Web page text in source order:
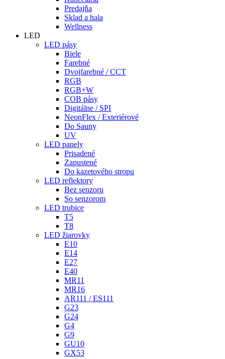
Predajňa
Sklad a hala
Wellness
LED
LED pásy
Biele
Farebné
Dvojfarebné / CCT
RGB
RGB+W
COB pásy
Digitálne / SPI
NeonFlex / Exteriérové
Do Sauny
UV
LED panely
Prisadené
Zapustené
Do kazetového stropu
LED reflektory
Bez senzoru
So senzorom
LED trubice
T5
T8
LED žiarovky
E10
E14
E27
E40
MR11
MR16
AR111 / ES111
G23
G24
G4
G9
GU10
GX53